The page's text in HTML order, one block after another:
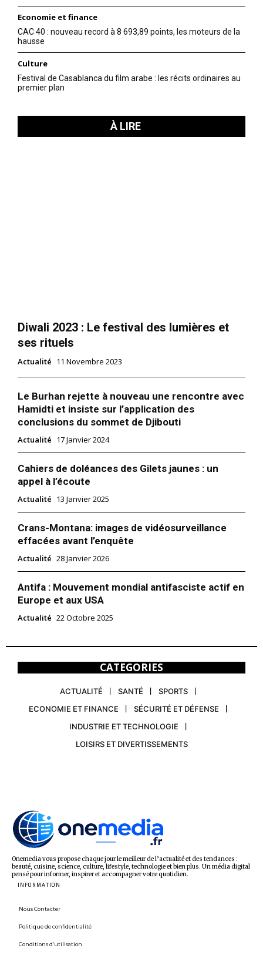
Economie et finance
CAC 40 : nouveau record à 8 693,89 points, les moteurs de la
hausse
Culture
Festival de Casablanca du film arabe : les récits ordinaires au
premier plan
À LIRE
Diwali 2023 : Le festival des lumières et
ses rituels
Actualité 11 Novembre 2023
Le Burhan rejette à nouveau une rencontre avec
Hamidti et insiste sur l’application des
conclusions du sommet de Djibouti
Actualité 17 Janvier 2024
Cahiers de doléances des Gilets jaunes : un
appel à l’écoute
Actualité 13 Janvier 2025
Crans-Montana: images de vidéosurveillance
effacées avant l’enquête
Actualité 28 Janvier 2026
Antifa : Mouvement mondial antifasciste actif en
Europe et aux USA
Actualité 22 Octobre 2025
CATEGORIES
ACTUALITÉ SANTÉ
SPORTS
ECONOMIE ET FINANCE
SÉCURITÉ ET DÉFENSE
INDUSTRIE ET TECHNOLOGIE
LOISIRS ET DIVERTISSEMENTS
Onemedia vous propose chaque jour le meilleur de l’actualité et des tendances :
beauté, cuisine, science, culture, lifestyle, technologie et bien plus. Un média digital
pensé pour informer, inspirer et accompagner votre quotidien.
INFORMATION
Nous Contacter
Politique de confidentialité
Conditions d’utilisation